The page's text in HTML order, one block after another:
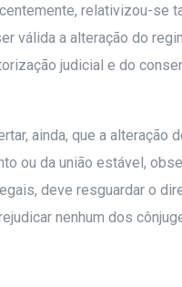
relativizou-se
válida a alteração do
judicial e do
ainda, que a alteração
ou da união estável,
deve resguardar o
nenhum dos